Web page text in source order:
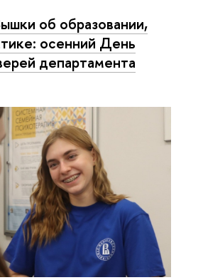
об образовании,
осенний День
департамента